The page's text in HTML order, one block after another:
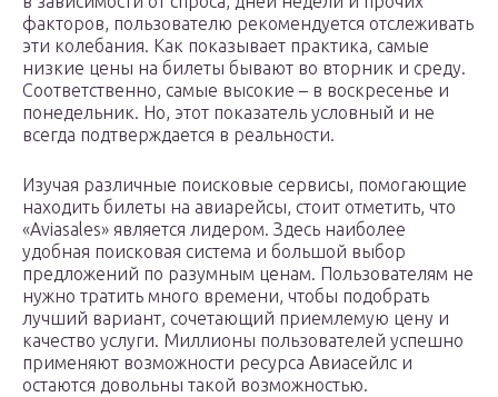
факторов, пользователю рекомендуется отслеживать
эти колебания. Как показывает практика, самые
низкие цены на билеты бывают во вторник и среду.
Соответственно, самые высокие – в воскресенье и
понедельник. Но, этот показатель условный и не
всегда подтверждается в реальности.
Изучая различные поисковые сервисы, помогающие
находить билеты на авиарейсы, стоит отметить, что
«Aviasales» является лидером. Здесь наиболее
удобная поисковая система и большой выбор
предложений по разумным ценам. Пользователям не
нужно тратить много времени, чтобы подобрать
лучший вариант, сочетающий приемлемую цену и
качество услуги. Миллионы пользователей успешно
применяют возможности ресурса Авиасейлс и
остаются довольны такой возможностью.